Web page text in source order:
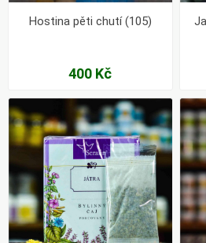
Hostina pěti chutí (105)
400 Kč